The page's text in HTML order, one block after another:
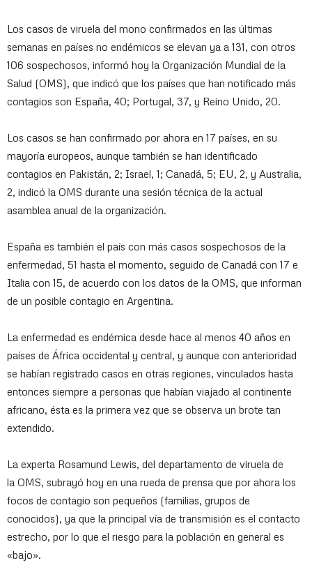
Los casos de viruela del mono confirmados en las últimas
semanas en países no endémicos se elevan ya a 131, con otros
106 sospechosos, informó hoy la Organización Mundial de la
Salud (OMS), que indicó que los países que han notificado más
contagios son España, 40; Portugal, 37, y Reino Unido, 20.
Los casos se han confirmado por ahora en 17 países, en su
mayoría europeos, aunque también se han identificado
contagios en Pakistán, 2; Israel, 1; Canadá, 5; EU, 2, y Australia,
2, indicó la OMS durante una sesión técnica de la actual
asamblea anual de la organización.
España es también el país con más casos sospechosos de la
enfermedad, 51 hasta el momento, seguido de Canadá con 17 e
Italia con 15, de acuerdo con los datos de la OMS, que informan
de un posible contagio en Argentina.
La enfermedad es endémica desde hace al menos 40 años en
países de África occidental y central, y aunque con anterioridad
se habían registrado casos en otras regiones, vinculados hasta
entonces siempre a personas que habían viajado al continente
africano, ésta es la primera vez que se observa un brote tan
extendido.
La experta Rosamund Lewis, del departamento de viruela de
la OMS, subrayó hoy en una rueda de prensa que por ahora los
focos de contagio son pequeños (familias, grupos de
conocidos), ya que la principal vía de transmisión es el contacto
estrecho, por lo que el riesgo para la población en general es
«bajo».